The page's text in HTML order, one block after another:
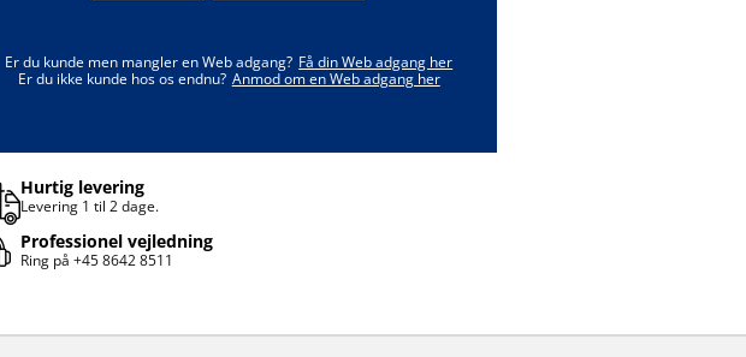
Er du kunde men mangler en Web adgang? Få din Web adgang her
Er du ikke kunde hos os endnu? Anmod om en Web adgang her
Hurtig levering
Levering 1 til 2 dage.
Professionel vejledning
Ring på+45 8642 8511